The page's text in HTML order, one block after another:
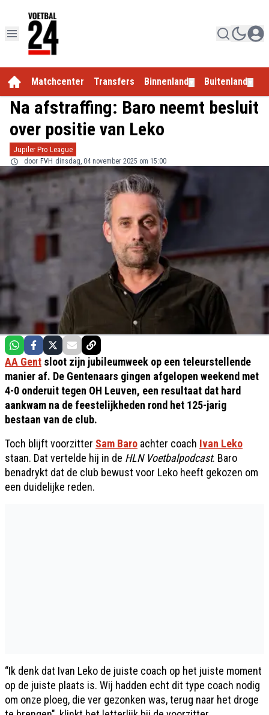
Matchcenter Transfers Binnenland Buitenland
Na afstraffing: Baro neemt besluit
over positie van Leko
Jupiler Pro League
door FVH dinsdag, 04 november 2025 om 15:00
AA Gent sloot zijn jubileumweek op een teleurstellende
manier af. De Gentenaars gingen afgelopen weekend met
4-0 onderuit tegen OH Leuven, een resultaat dat hard
aankwam na de feestelijkheden rond het 125-jarig
bestaan van de club.
Toch blijft voorzitter Sam Baro achter coach Ivan Leko
staan. Dat vertelde hij in de HLN Voetbalpodcast. Baro
benadrykt dat de club bewust voor Leko heeft gekozen om
een duidelijke reden.
“Ik denk dat Ivan Leko de juiste coach op het juiste moment
op de juiste plaats is. Wij hadden echt dit type coach nodig
om onze ploeg, die ver gezonken was, terug naar het droge